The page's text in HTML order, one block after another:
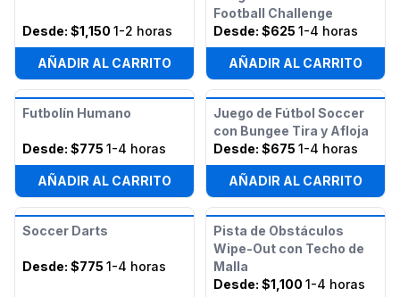
Desde: $1,150 1-2 horas
AÑADIR AL CARRITO
Football Challenge
Desde: $625 1-4 horas
AÑADIR AL CARRITO
Futbolín Humano
Desde: $775 1-4 horas
AÑADIR AL CARRITO
Juego de Fútbol Soccer
con Bungee Tira y Afloja
Desde: $675 1-4 horas
AÑADIR AL CARRITO
Soccer Darts
Desde: $775 1-4 horas
Pista de Obstáculos
Wipe-Out con Techo de
Malla
Desde: $1,100 1-4 horas